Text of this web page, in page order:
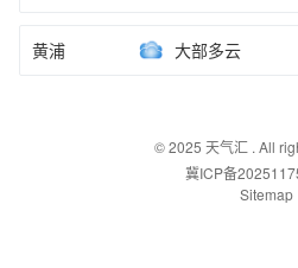
黄浦 大部多云
© 2025 天气汇. All
冀ICP备
Sitemap